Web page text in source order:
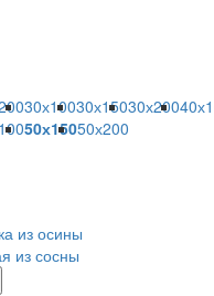
30х10030х15030х200
50х15050х200
из осины
из сосны